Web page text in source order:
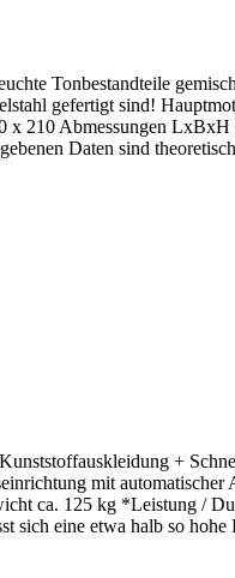
Tonbestandteile
gefertigt sind!
210 Abmessungen
Daten sind
+
mit
ca. 125 kg *Leistung /
sich eine etwa halb so